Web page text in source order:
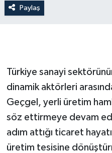
Paylaş
Türkiye sanayi
dinamik aktörleri
Geçgel, yerli üretim
söz ettirmeye devam
adım attığı ticaret
üretim tesisine